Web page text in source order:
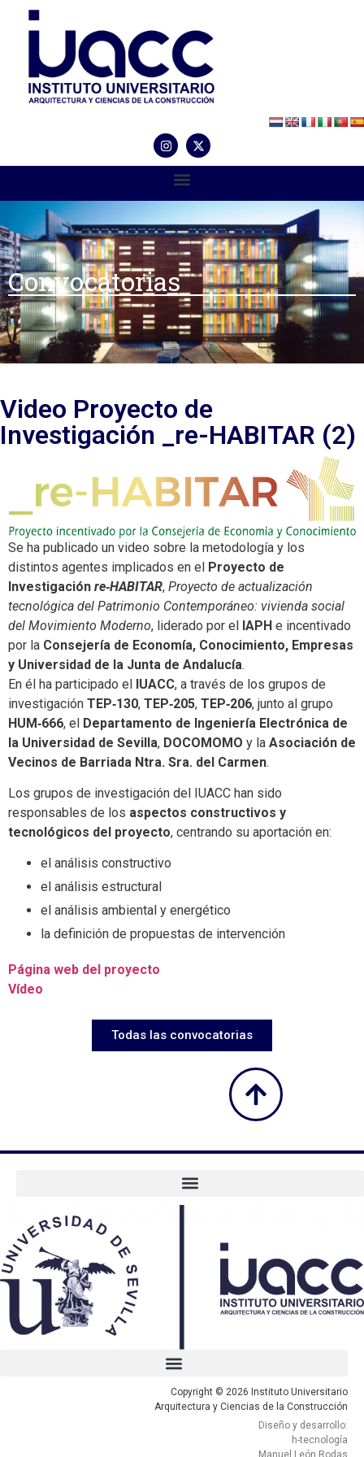
Convocatorias
Video Proyecto de
Investigación _re-HABITAR (2)
Se ha publicado un video sobre la metodología y los
distintos agentes implicados en el Proyecto de
Investigación re‑HABITAR, Proyecto de actualización
tecnológica del Patrimonio Contemporáneo: vivienda social
del Movimiento Moderno, liderado por el IAPH e incentivado
por la Consejería de Economía, Conocimiento, Empresas
y Universidad de la Junta de Andalucía.
En él ha participado el IUACC, a través de los grupos de
investigación TEP‑130, TEP‑205, TEP‑206, junto al grupo
HUM‑666, el Departamento de Ingeniería Electrónica de
la Universidad de Sevilla, DOCOMOMO y la Asociación de
Vecinos de Barriada Ntra. Sra. del Carmen.
Los grupos de investigación del IUACC han sido
responsables de los aspectos constructivos y
tecnológicos del proyecto, centrando su aportación en:
el análisis constructivo
el análisis estructural
el análisis ambiental y energético
la definición de propuestas de intervención
Página web del proyecto
Vídeo
Todas las convocatorias
Copyright © 2026 Instituto Universitario
Arquitectura y Ciencias de la Construcción
Diseño y desarrollo:
h-tecnología